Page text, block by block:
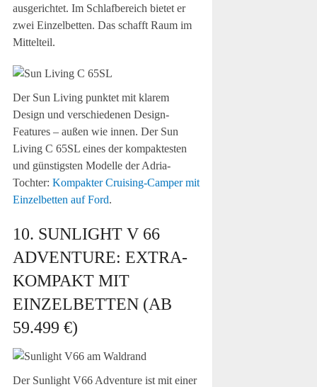
ausgerichtet. Im Schlafbereich bietet er
zwei Einzelbetten. Das schafft Raum im
Mittelteil.
Der Sun Living punktet mit klarem
Design und verschiedenen Design-
Features – außen wie innen. Der Sun
Living C 65SL eines der kompaktesten
und günstigsten Modelle der Adria-
Tochter: Kompakter Cruising-Camper mit
Einzelbetten auf Ford.
10. SUNLIGHT V 66
ADVENTURE: EXTRA-
KOMPAKT MIT
EINZELBETTEN (AB
59.499 €)
Der Sunlight V66 Adventure ist mit einer